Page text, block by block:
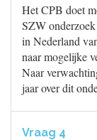
Het CPB doet
SZW
in Nederland
naar mogelijke
Naar
jaar over dit
Vraag 4